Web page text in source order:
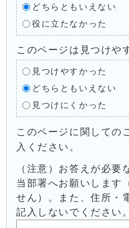
どちらともいえない
役に立たなかった
このページは見つけや
見つけやすかった
どちらともいえない
見つけにくかった
このページに関しての
入ください。
（注意）お答えが必要
当部署へお願いします
せん）。また、住所・
記入しないでください。